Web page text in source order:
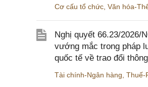
Cơ cấu tổ chức, Văn hóa-
Nghị quyết 66.23/2026/
vướng mắc trong pháp
quốc tế về trao đổi
Tài chính-Ngân hàng, Thuế-